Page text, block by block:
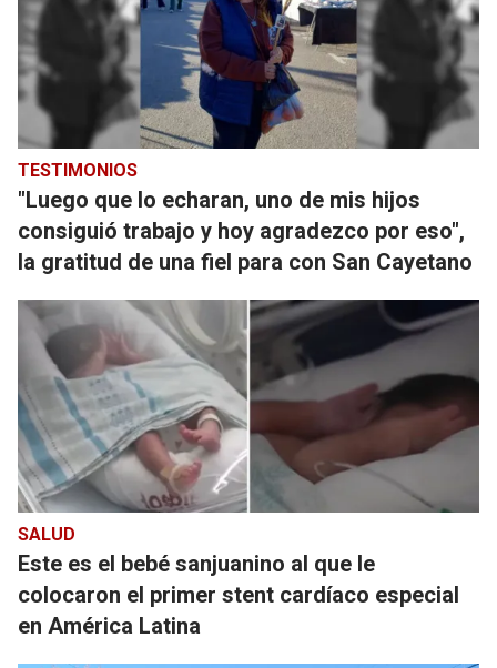
TESTIMONIOS
"Luego que lo echaran, uno de mis hijos
consiguió trabajo y hoy agradezco por eso",
la gratitud de una fiel para con San Cayetano
SALUD
Este es el bebé sanjuanino al que le
colocaron el primer stent cardíaco especial
en América Latina